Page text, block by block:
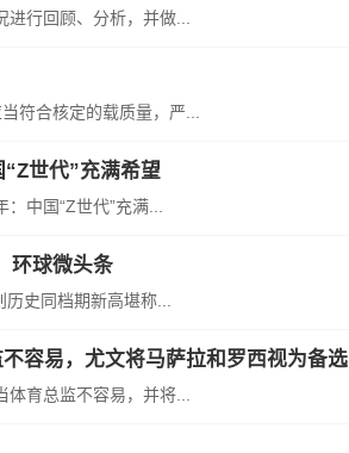
行回顾、分析，并做...
符合核定的载质量，严...
世代”充满希望
中国“Z世代”充满...
环球微头条
史同档期新高堪称...
容易，尤文将马萨拉和罗西视为备选
育总监不容易，并将...